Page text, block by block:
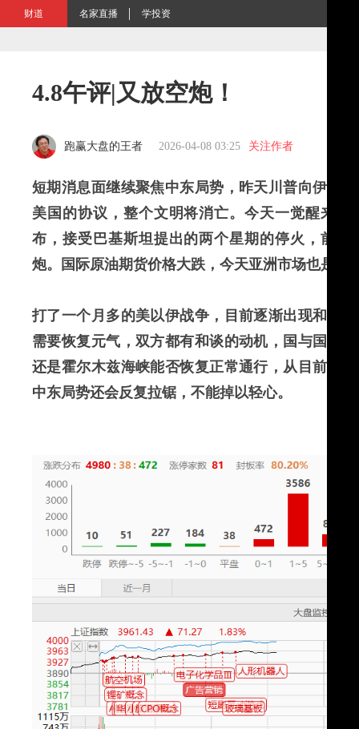
财道 名家直播 学投资
4.8午评|又放空炮！
跑赢大盘的王者 2026-04-08 03:25 关注作者
短期消息面继续聚焦中东局势，昨天川普向伊朗
美国的协议，整个文明将消亡。今天一觉醒来
布，接受巴基斯坦提出的两个星期的停火，前提
炮。国际原油期货价格大跌，今天亚洲市场也是普
打了一个月多的美以伊战争，目前逐渐出现和缓
需要恢复元气，双方都有和谈的动机，国与国之
还是霍尔木兹海峡能否恢复正常通行，从目前释
中东局势还会反复拉锯，不能掉以轻心。